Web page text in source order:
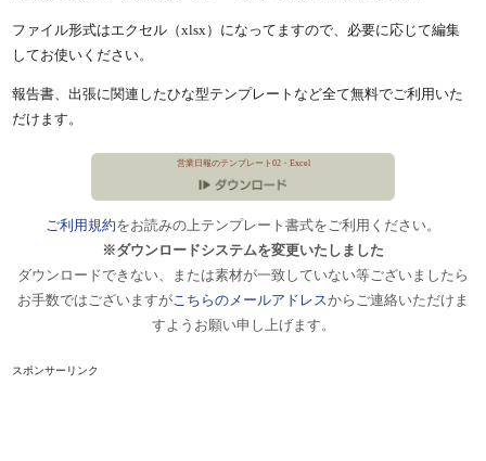
ファイル形式はエクセル（xlsx）になってますので、必要に応じて編集
してお使いください。
報告書、出張に関連したひな型テンプレートなど全て無料でご利用いた
だけます。
営業日報のテンプレート02・Excel
ご利用規約をお読みの上テンプレート書式をご利用ください。
※ダウンロードシステムを変更いたしました
ダウンロードできない、または素材が一致していない等ございましたら
お手数ではございますがこちらのメールアドレスからご連絡いただけま
すようお願い申し上げます。
スポンサーリンク